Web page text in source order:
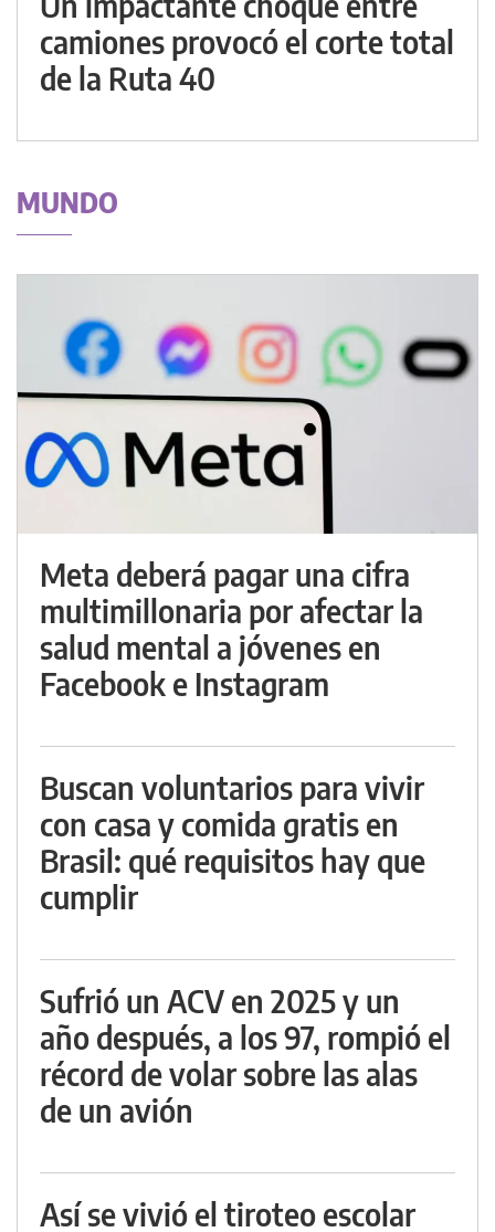
camiones provocó el corte total
de la Ruta 40
MUNDO
Meta deberá pagar una cifra
multimillonaria por afectar la
salud mental a jóvenes en
Facebook e Instagram
Buscan voluntarios para vivir
con casa y comida gratis en
Brasil: qué requisitos hay que
cumplir
Sufrió un ACV en 2025 y un
año después, a los 97, rompió el
récord de volar sobre las alas
de un avión
Así se vivió el tiroteo escolar